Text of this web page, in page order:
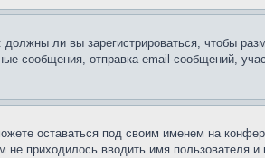
ли вы зарегистрироваться, чтобы
отправка email-сообщений,
оставаться под своим именем на
приходилось вводить имя